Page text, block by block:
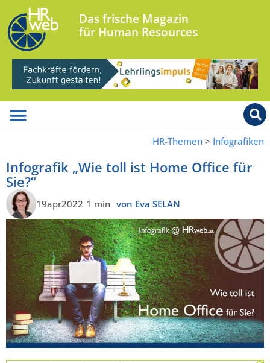
Das frische Magazin
für Human Resources
HR-Themen > Infografiken
Infografik „Wie toll ist Home Office für
Sie?“
19apr2022 1 min von Eva SELAN